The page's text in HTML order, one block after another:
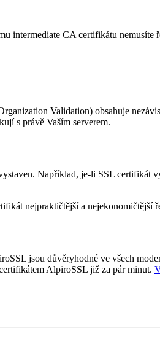
intermediate CA certifikátu nemusíte
Validation) obsahuje
s právě Vaším serverem.
Například, je-li SSL
nejpraktičtější a nejekonomičtější
jsou důvěryhodné ve všech
AlpiroSSL již za pár minut.